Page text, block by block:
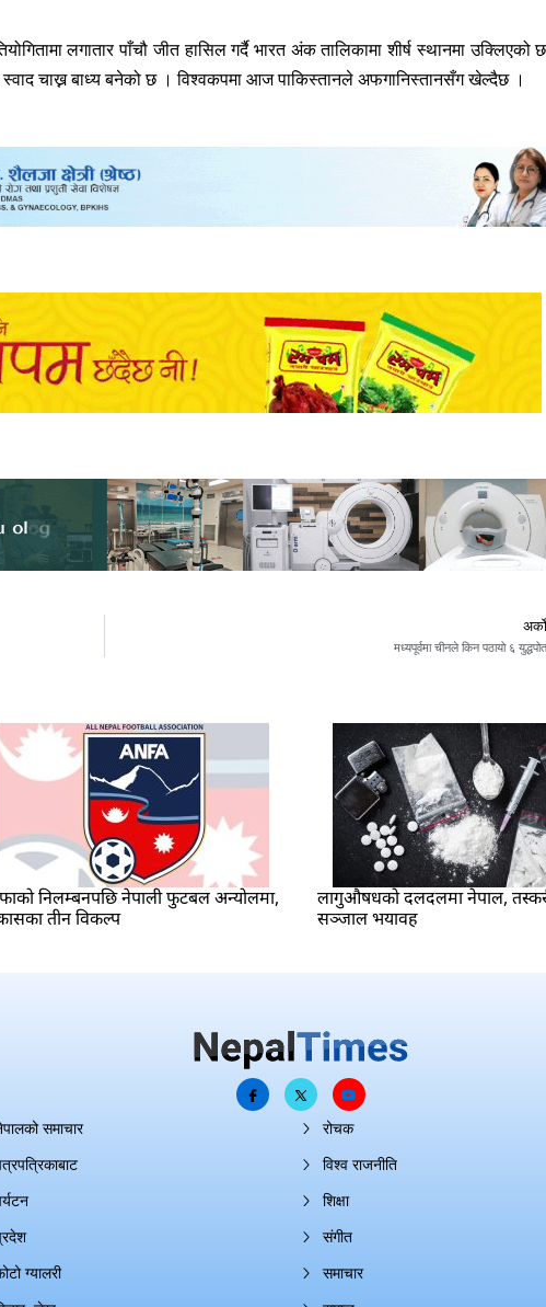
लगातार पाँचौ जीत हासिल गर्दै भारत अंक तालिकामा शीर्ष स्थानमा उक्लिएको
स्वाद चाख्न बाध्य बनेको छ । विश्वकपमा आज पाकिस्तानले अफगानिस्तानसँग खेल्दैछ ।
अर्को
मध्यपूर्वमा चीनले किन पठायो ६ युद्धपोत
निलम्बनपछि नेपाली फुटबल अन्योलमा,
तीन विकल्प
लागुऔषधको दलदलमा नेपाल,
सञ्जाल भयावह
समाचार
ग्यालरी
रोचक
विश्व राजनीति
शिक्षा
संगीत
समाचार